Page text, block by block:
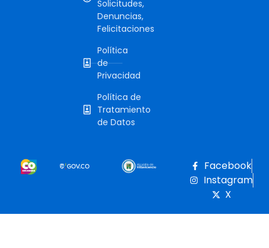
Solicitudes,
Denuncias,
Felicitaciones
Política
de
Privacidad
Política de
Tratamiento
de Datos
Facebook
Instagram
X